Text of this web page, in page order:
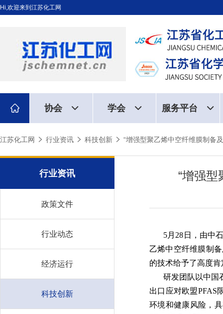
Hi,欢迎来到江苏化工网
协会 学会 服务平台
江苏化工网 行业资讯 科技创新 “增强型聚乙烯中空纤维膜制备
行业资讯
政策文件
行业动态
经济运行
科技创新
“增强
5月28日，由中
乙烯中空纤维膜制
的技术给予了高度
研发团队以中国
出口应对欧盟PFAS
环境和健康风险，